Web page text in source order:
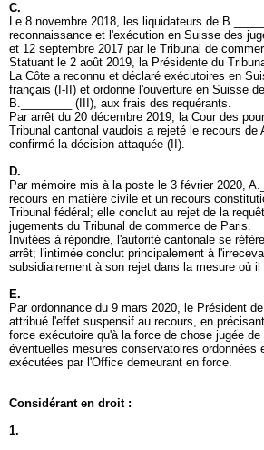
C.
Le 8 novembre 2018, les liquidateurs de
reconnaissance et l'exécution en Suisse des
et 12 septembre 2017 par le Tribunal de
Statuant le 2 août 2019, la Présidente du
La Côte a reconnu et déclaré exécutoires en
français (I-II) et ordonné l'ouverture en Suisse
B.________ (III), aux frais des requérants.
Par arrêt du 20 décembre 2019, la Cour des
Tribunal cantonal vaudois a rejeté le recours de
confirmé la décision attaquée (II).
D.
Par mémoire mis à la poste le 3 février 2020,
recours en matière civile et un recours
Tribunal fédéral; elle conclut au rejet de la
jugements du Tribunal de commerce de Paris.
Invitées à répondre, l'autorité cantonale se
arrêt; l'intimée conclut principalement à
subsidiairement à son rejet dans la mesure où
E.
Par ordonnance du 9 mars 2020, le Président
attribué l'effet suspensif au recours, en
force exécutoire qu'à la force de chose jugée
éventuelles mesures conservatoires ordonnées
exécutées par l'Office demeurant en force.
Considérant en droit :
1.